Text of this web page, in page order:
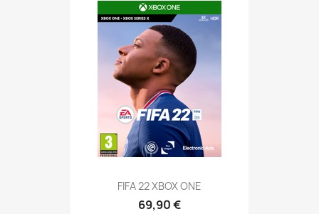
FIFA 22 XBOX ONE
69,90 €